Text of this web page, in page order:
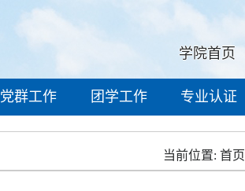
学院首页
党群工作 团学工作 专业认证
当前位置: 首页